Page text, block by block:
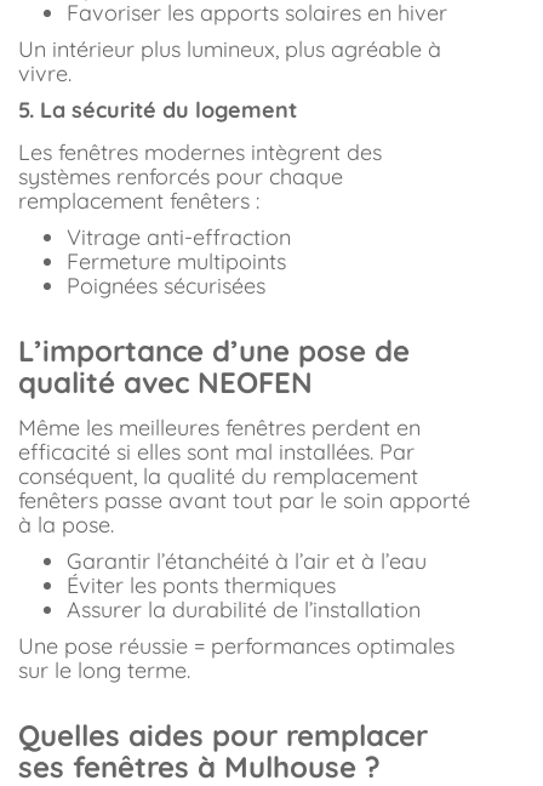
Favoriser les apports solaires en hiver
Un intérieur plus lumineux, plus agréable à
vivre.
5. La sécurité du logement
Les fenêtres modernes intègrent des
systèmes renforcés pour chaque
remplacement fenêters :
Vitrage anti-effraction
Fermeture multipoints
Poignées sécurisées
L’importance d’une pose de
qualité avec NEOFEN
Même les meilleures fenêtres perdent en
efficacité si elles sont mal installées. Par
conséquent, la qualité du remplacement
fenêters passe avant tout par le soin apporté
à la pose.
Garantir l’étanchéité à l’air et à l’eau
Éviter les ponts thermiques
Assurer la durabilité de l’installation
Une pose réussie = performances optimales
sur le long terme.
Quelles aides pour remplacer
ses fenêtres à Mulhouse ?